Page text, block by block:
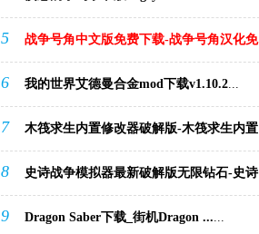
5 战争号角中文版免费下载-战争号角汉化免
安装版下载......
6 我的世界艾德曼合金mod下载v1.10.2...
7 木筏求生内置修改器破解版-木筏求生内置
修改版下载......
8 史诗战争模拟器最新破解版无限钻石-史诗
战争模拟器......
9 Dragon Saber下载_街机Dragon ......